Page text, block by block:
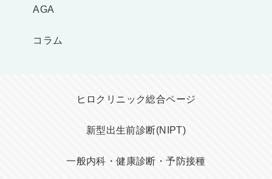
AGA
コラム
ヒロクリニック総合ページ
新型出生前診断(NIPT)
一般内科・健康診断・予防接種